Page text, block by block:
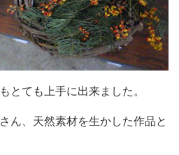
とても上手に出来ました。
ん、天然素材を生かした作品と